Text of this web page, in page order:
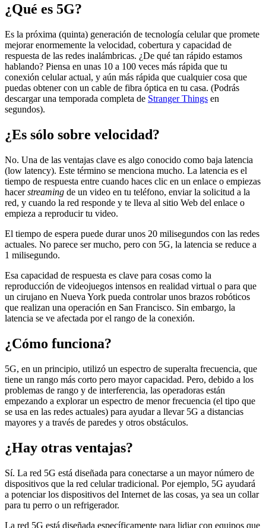
¿Qué es 5G?
Es la próxima (quinta) generación de tecnología celular que promete
mejorar enormemente la velocidad, cobertura y capacidad de
respuesta de las redes inalámbricas. ¿De qué tan rápido estamos
hablando? Piensa en unas 10 a 100 veces más rápida que tu
conexión celular actual, y aún más rápida que cualquier cosa que
puedas obtener con un cable de fibra óptica en tu casa. (Podrás
descargar una temporada completa de Stranger Things en
segundos).
¿Es sólo sobre velocidad?
No. Una de las ventajas clave es algo conocido como baja latencia
(low latency). Este término se menciona mucho. La latencia es el
tiempo de respuesta entre cuando haces clic en un enlace o empiezas
hacerstreaming de un video en tu teléfono, enviar la solicitud a la
red, y cuando la red responde y te lleva al sitio Web del enlace o
empieza a reproducir tu video.
El tiempo de espera puede durar unos 20 milisegundos con las redes
actuales. No parece ser mucho, pero con 5G, la latencia se reduce a
1 milisegundo.
Esa capacidad de respuesta es clave para cosas como la
reproducción de videojuegos intensos en realidad virtual o para que
un cirujano en Nueva York pueda controlar unos brazos robóticos
que realizan una operación en San Francisco. Sin embargo, la
latencia se ve afectada por el rango de la conexión.
¿Cómo funciona?
5G, en un principio, utilizó un espectro de superalta frecuencia, que
tiene un rango más corto pero mayor capacidad. Pero, debido a los
problemas de rango y de interferencia, las operadoras están
empezando a explorar un espectro de menor frecuencia (el tipo que
se usa en las redes actuales) para ayudar a llevar 5G a distancias
mayores y a través de paredes y otros obstáculos.
¿Hay otras ventajas?
Sí. La red 5G está diseñada para conectarse a un mayor número de
dispositivos que la red celular tradicional. Por ejemplo, 5G ayudará
a potenciar los dispositivos del Internet de las cosas, ya sea un collar
para tu perro o un refrigerador.
La red 5G está diseñada específicamente para lidiar con equipos que